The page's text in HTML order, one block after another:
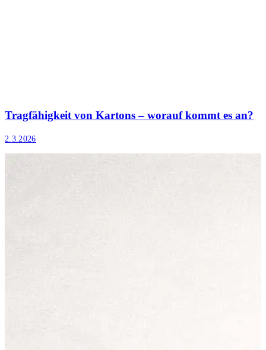
Tragfähigkeit von Kartons – worauf kommt es an?
2.3.2026